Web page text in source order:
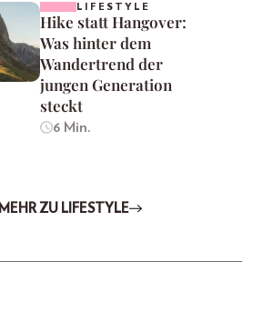
LIFESTYLE
Hike statt Hangover:
Was hinter dem
Wandertrend der
jungen Generation
steckt
6 Min.
MEHR ZU LIFESTYLE